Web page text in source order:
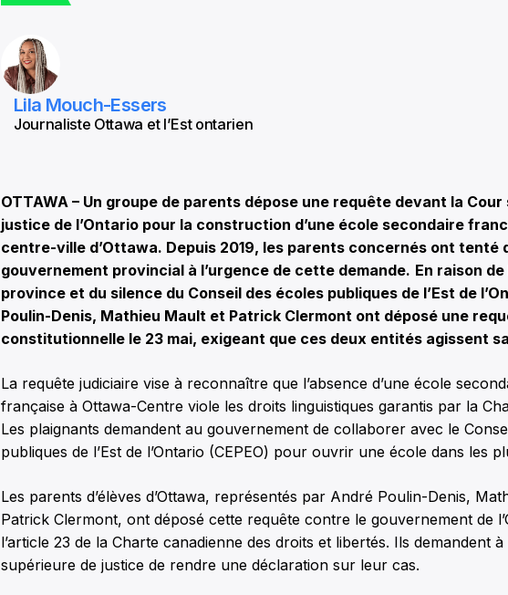
Lila Mouch-Essers
Journaliste Ottawa et l’Est ontarien
OTTAWA – Un groupe de parents dépose une requête devant la
justice de l’Ontario pour la construction d’une école secondaire
centre-ville d’Ottawa. Depuis 2019, les parents concernés ont tenté
gouvernement provincial à l’urgence de cette demande. En raison
province et du silence du Conseil des écoles publiques de l’Est de
Poulin-Denis, Mathieu Mault et Patrick Clermont ont déposé une
constitutionnelle le 23 mai, exigeant que ces deux entités agissent
La requête judiciaire vise à reconnaître que l’absence d’une école
française à Ottawa-Centre viole les droits linguistiques garantis par la
Les plaignants demandent au gouvernement de collaborer avec le
publiques de l’Est de l’Ontario (CEPEO) pour ouvrir une école dans les
Les parents d’élèves d’Ottawa, représentés par André Poulin-Denis,
Patrick Clermont, ont déposé cette requête contre le gouvernement de
l’article 23 de la Charte canadienne des droits et libertés. Ils demandent
supérieure de justice de rendre une déclaration sur leur cas.